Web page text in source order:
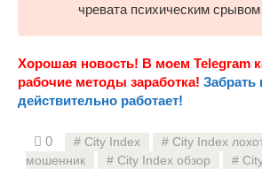
чревата психическим
Хорошая новость! В моем Telegram
рабочие методы заработка! Забрать
действительно работает!
0 City Index City Index
мошенник
City Index обзор